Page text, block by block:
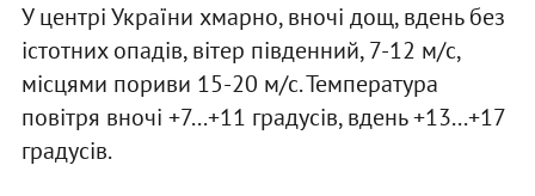
У центрі України хмарно, вночі дощ, вдень без
істотних опадів, вітер південний, 7-12 м/с,
місцями пориви 15-20 м/с. Температура
повітря вночі +7...+11 градусів, вдень +13...+17
градусів.